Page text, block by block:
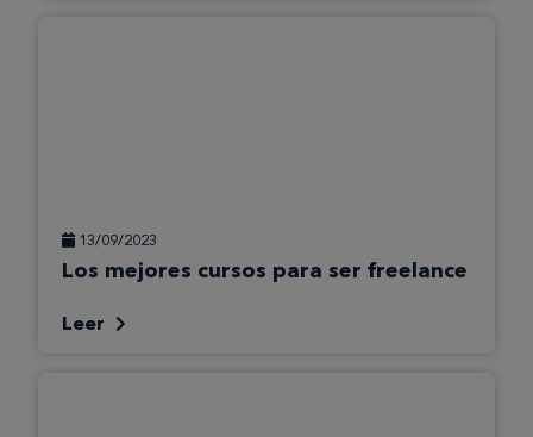
13/09/2023
Los mejores cursos para ser freelance
Leer